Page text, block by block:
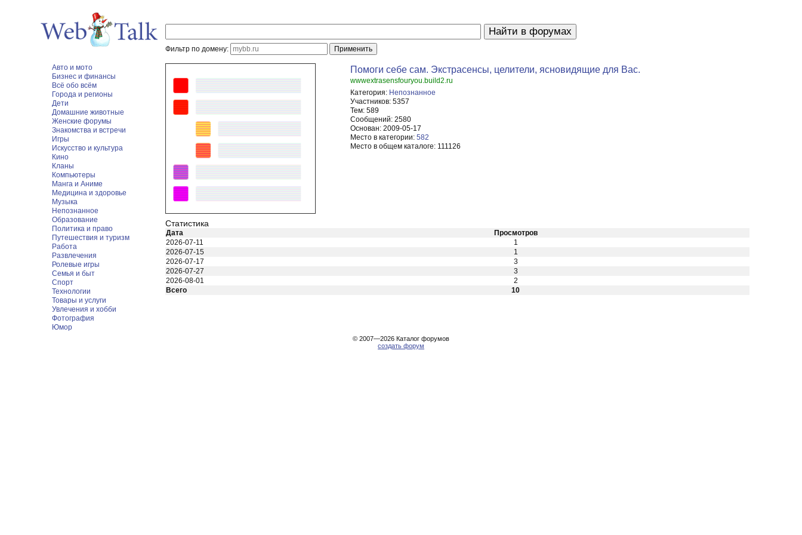
Фильтр по домену:
Авто и мото
Бизнес и финансы
Всё обо всём
Города и регионы
Дети
Домашние животные
Женские форумы
Знакомства и встречи
Игры
Искусство и культура
Кино
Кланы
Компьютеры
Манга и Аниме
Медицина и здоровье
Музыка
Непознанное
Образование
Политика и право
Путешествия и туризм
Работа
Развлечения
Ролевые игры
Семья и быт
Спорт
Технологии
Товары и услуги
Увлечения и хобби
Фотография
Юмор
Помоги себе сам. Экстрасенсы, целители, ясновидящие для Вас.
wwwextrasensfouryou.build2.ru
Категория: Непознанное
Участников: 5357
Тем: 589
Сообщений: 2580
Основан: 2009-05-17
Место в категории: 582
Место в общем каталоге: 111126
Статистика
Дата
Просмотров
2026-07-11
1
2026-07-15
1
2026-07-17
3
2026-07-27
3
2026-08-01
2
Всего
10
© 2007—2026 Каталог форумов
создать форум